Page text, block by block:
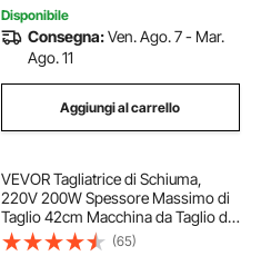
Disponibile
Consegna:Ven. Ago. 7 - Mar.
Ago. 11
Aggiungi al carrello
VEVOR Tagliatrice di Schiuma,
220V 200W Spessore Massimo di
Taglio 42cm Macchina da Taglio di
Schiuma per Tagliare Materiali in
(65)